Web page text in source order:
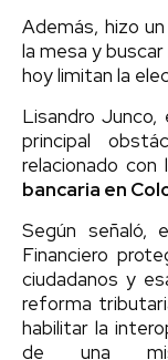
Además, hizo
la mesa y
hoy limitan la
Lisandro Junco,
principal
relacionado con
bancaria en
Según señaló,
Financiero
ciudadanos y
reforma
habilitar la
de una